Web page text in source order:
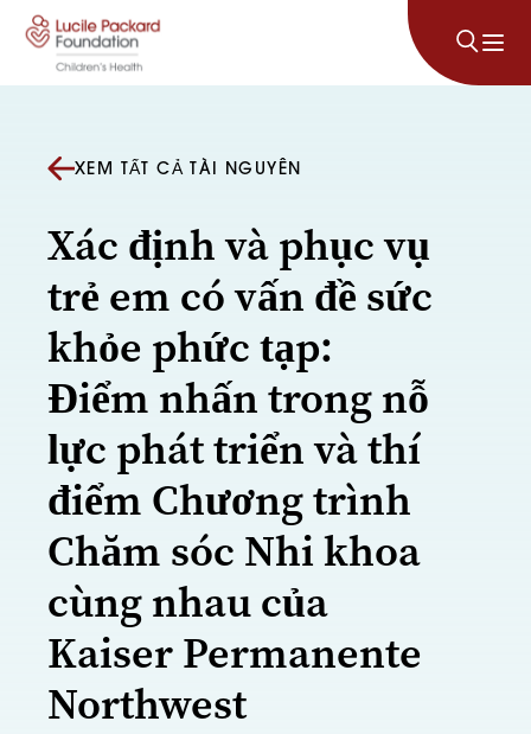
Bỏ qua nội dung
XEM TẤT CẢ TÀI NGUYÊN
Xác định và phục vụ
trẻ em có vấn đề sức
khỏe phức tạp:
Điểm nhấn trong nỗ
lực phát triển và thí
điểm Chương trình
Chăm sóc Nhi khoa
cùng nhau của
Kaiser Permanente
Northwest